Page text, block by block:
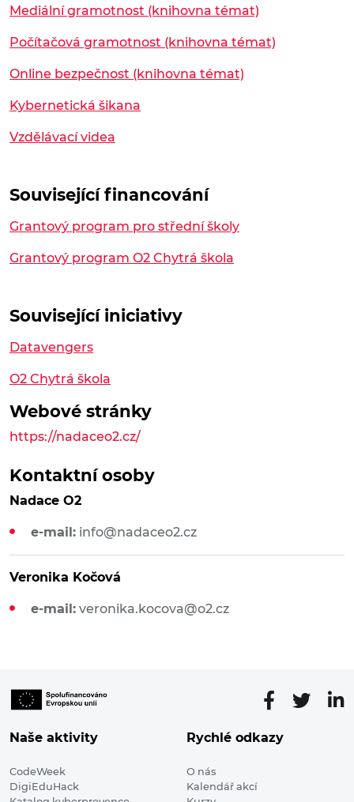
Mediální gramotnost (knihovna témat)
Počítačová gramotnost (knihovna témat)
Online bezpečnost (knihovna témat)
Kybernetická šikana
Vzdělávací videa
Související financování
Grantový program pro střední školy
Grantový program O2 Chytrá škola
Související iniciativy
Datavengers
O2 Chytrá škola
Webové stránky
https://nadaceo2.cz/
Kontaktní osoby
Nadace O2
e-mail: info@nadaceo2.cz
Veronika Kočová
e-mail: veronika.kocova@o2.cz
Naše aktivity
CodeWeek
DigiEduHack
Rychlé odkazy
O nás
Kalendář akcí